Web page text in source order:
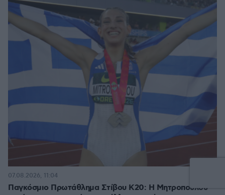
Παγκόσμιο Πρωτάθλημα Στίβου Κ20: Η Μητροπούλου
07.08.2026, 11:04